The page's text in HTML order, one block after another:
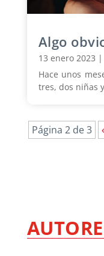
Algo
13 enero 2023 |
Hace unos
tres, dos niñas
Página 2 de 3